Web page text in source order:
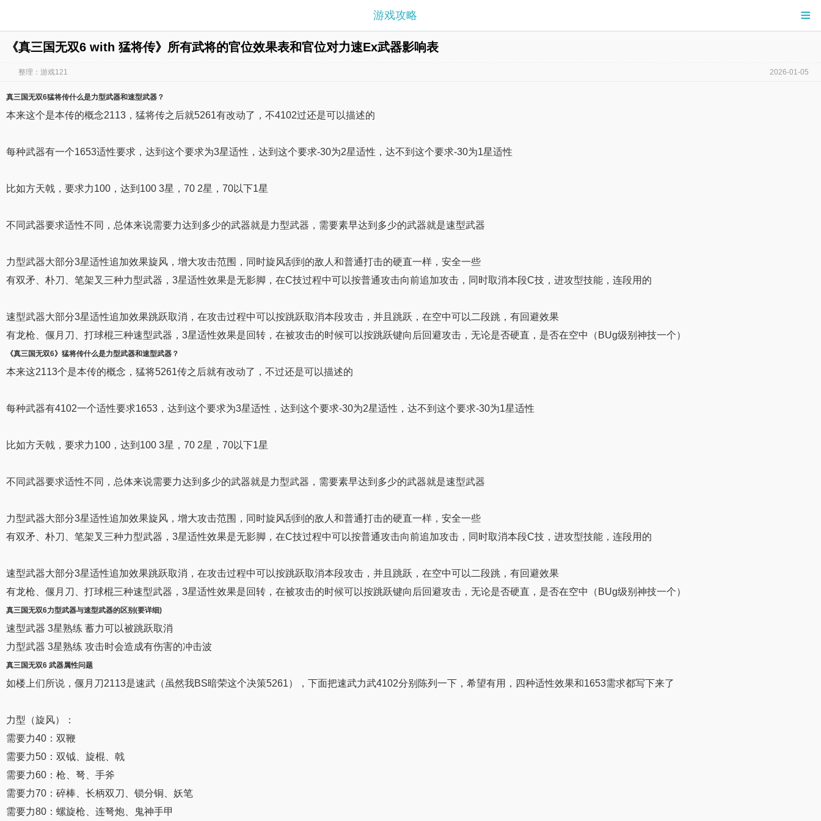
≡
游戏攻略
《真三国无双6 with 猛将传》所有武将的官位效果表和官位对力速Ex武器影响表
整理：游戏121 2026-01-05
真三国无双6猛将传什么是力型武器和速型武器 ？
本来这个是本传的概念2113，猛将传之后就5261有改动了，不4102过还是可以描述的
每种武器有一个1653适性要求，达到这个要求为3星适性，达到这个要求-30为2星适性，达不到这个要求-30为1星适性
比如方天戟，要求力100，达到100 3星，70 2星，70以下1星
不同武器要求适性不同，总体来说需要力达到多少的武器就是力型武器，需要素早达到多少的武器就是速型武器
力型武器大部分3星适性追加效果旋风，增大攻击范围，同时旋风刮到的敌人和普通打击的硬直一样，安全一些
有双矛、朴刀、笔架叉三种力型武器，3星适性效果是无影脚，在C技过程中可以按普通攻击向前追加攻击，同时取消本段C技，进攻型技能，连段用的
速型武器大部分3星适性追加效果跳跃取消，在攻击过程中可以按跳跃取消本段攻击，并且跳跃，在空中可以二段跳，有回避效果
有龙枪、偃月刀、打球棍三种速型武器，3星适性效果是回转，在被攻击的时候可以按跳跃键向后回避攻击，无论是否硬直，是否在空中（BUg级别神技一个）
《真三国无双6》猛将传什么是力型武器和速型武器 ？
本来这2113个是本传的概念，猛将5261传之后就有改动了，不过还是可以描述的
每种武器有4102一个适性要求1653，达到这个要求为3星适性，达到这个要求-30为2星适性，达不到这个要求-30为1星适性
比如方天戟，要求力100，达到100 3星，70 2星，70以下1星
不同武器要求适性不同，总体来说需要力达到多少的武器就是力型武器，需要素早达到多少的武器就是速型武器
力型武器大部分3星适性追加效果旋风，增大攻击范围，同时旋风刮到的敌人和普通打击的硬直一样，安全一些
有双矛、朴刀、笔架叉三种力型武器，3星适性效果是无影脚，在C技过程中可以按普通攻击向前追加攻击，同时取消本段C技，进攻型技能，连段用的
速型武器大部分3星适性追加效果跳跃取消，在攻击过程中可以按跳跃取消本段攻击，并且跳跃，在空中可以二段跳，有回避效果
有龙枪、偃月刀、打球棍三种速型武器，3星适性效果是回转，在被攻击的时候可以按跳跃键向后回避攻击，无论是否硬直，是否在空中（BUg级别神技一个）
真三国无双6力型武器与速型武器的区别(要详细)
速型武器 3星熟练 蓄力可以被跳跃取消
力型武器 3星熟练 攻击时会造成有伤害的冲击波
真三国无双6 武器属性问题
如楼上们所说，偃月刀2113是速武（虽然我BS暗荣这个决策5261），下面把速武力武4102分别陈列一下，希望有用，四种适性效果和1653需求都写下来了
力型（旋风）：
需要力40：双鞭
需要力50：双钺、旋棍、戟
需要力60：枪、弩、手斧
需要力70：碎棒、长柄双刀、锁分铜、妖笔
需要力80：螺旋枪、连弩炮、鬼神手甲